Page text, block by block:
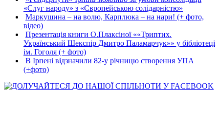
«Слуг народу» з «Європейською солідарністю»
Маркушина – на волю, Карплюка – на нари! (+ фото,
відео)
Презентація книги О.Плаксіної ««Триптих.
Український Шекспір Дмитро Паламарчук»» у бібліотеці
ім. Гоголя (+ фото)
В Ірпені відзначили 82-у річницю створення УПА
(+фото)